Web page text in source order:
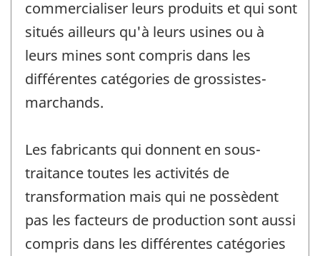
commercialiser leurs produits et qui sont
situés ailleurs qu'à leurs usines ou à
leurs mines sont compris dans les
différentes catégories de grossistes-
marchands.
Les fabricants qui donnent en sous-
traitance toutes les activités de
transformation mais qui ne possèdent
pas les facteurs de production sont aussi
compris dans les différentes catégories